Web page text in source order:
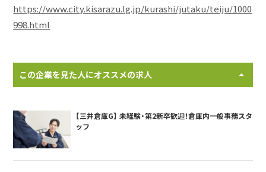
https://www.city.kisarazu.lg.jp/kurashi/jutaku/teiju/1000
998.html
この企業を見た人にオススメの求人
【三井倉庫G】 未経験・第2新卒歓迎！倉庫内一般事務スタ
ッフ